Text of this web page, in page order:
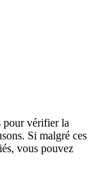
pour vérifier la
Si malgré ces
vous pouvez